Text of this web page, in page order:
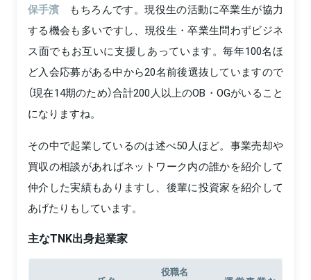
保手濱
もちろんです。現役生の活動に卒業生が協力
する機会も多いですし、現役生・卒業生問わずビジネ
ス面でもお互いに支援しあっています。毎年100名ほ
ど入会応募がある中から20名前後選抜していますので
（現在14期のため）合計200人以上のOB・OGがいること
になりますね。
その中で起業しているのは述べ50人ほど。事業売却や
買収の相談があればネットワーク内の誰かを紹介して
仲介した実績もありますし、後輩に投資家を紹介して
あげたりもしています。
主なTNK出身起業家
役職名